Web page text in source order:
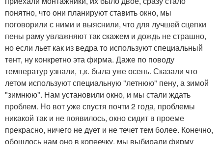
понятно, что они планируют ставить окно, мы
поговорили с ними и выяснили, что для лучшей сцепки
пены раму увлажняют так скажем и дождь не страшно,
но если льет как из ведра то используют специальный
тент, ну конкретно эта фирма. Даже по поводу
температур узнали, т,к. была уже осень. Сказали что
летом используют специальную "летнюю" пену, а зимой
"зимнюю". Нам установили окно, и мы стали ждать
проблем. Но вот уже спустя почти 2 года, проблемы
никакой так и не появилось, окно сидит в проеме
прекрасно, ничего не дует и не течет тем более. Конечно,
обошлось нам оно в копеечку, мы выбирали фирму